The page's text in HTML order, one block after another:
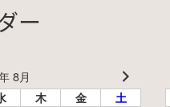
ー
8月
木 金 土